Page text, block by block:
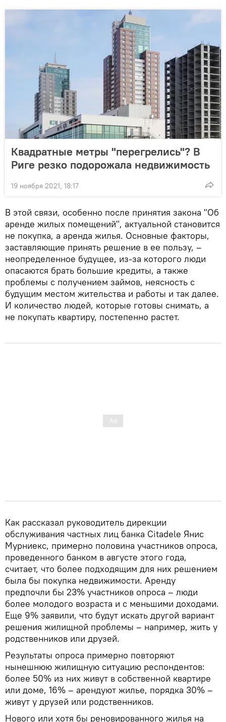
Квадратные метры "перегрелись"? В
Риге резко подорожала недвижимость
19 ноября 2021, 18:17
В этой связи, особенно после принятия закона "Об
аренде жилых помещений", актуальной становится
не покупка, а аренда жилья. Основные факторы,
заставляющие принять решение в ее пользу, –
неопределенное будущее, из-за которого люди
опасаются брать большие кредиты, а также
проблемы с получением займов, неясность с
будущим местом жительства и работы и так далее.
И количество людей, которые готовы снимать, а
не покупать квартиру, постепенно растет.
Как рассказал руководитель дирекции
обслуживания частных лиц банка Citadele Янис
Мурниекс, примерно половина участников опроса,
проведенного банком в августе этого года,
считает, что более подходящим для них решением
была бы покупка недвижимости. Аренду
предпочли бы 23% участников опроса – люди
более молодого возраста и с меньшими доходами.
Еще 9% заявили, что будут искать другой вариант
решения жилищной проблемы – например, жить у
родственников или друзей.
Результаты опроса примерно повторяют
нынешнюю жилищную ситуацию респондентов:
более 50% из них живут в собственной квартире
или доме, 16% – арендуют жилье, порядка 30% –
живут у друзей или родственников.
Нового или хотя бы реновированного жилья на